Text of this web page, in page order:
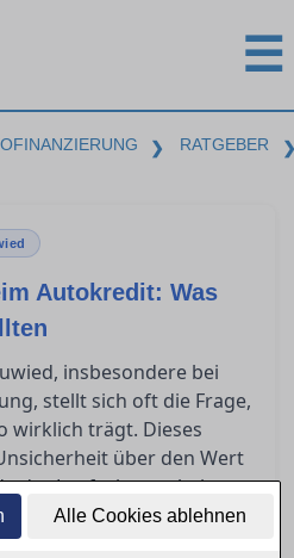
Alle Cookies ablehnen
☰
❯ RATGEBER
Autokredit: Was
insbesondere bei
stellt sich oft die Frage,
wirklich trägt. Dieses
über den Wert
der Laufzeit, was bei
noch größere
haben kann. Käufer